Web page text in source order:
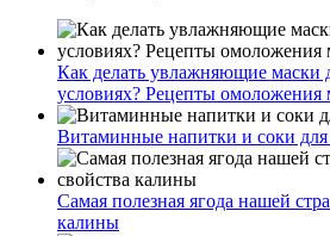
Как делать увлажняющие маски
условиях? Рецепты омоложения
Витаминные напитки и соки
Самая полезная ягода нашей
калины